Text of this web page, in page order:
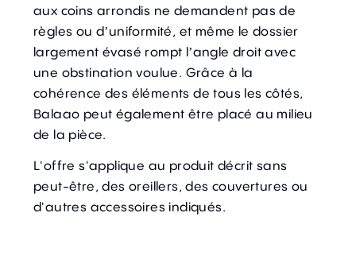
aux coins arrondis ne demandent pas de
règles ou d’uniformité, et même le dossier
largement évasé rompt l’angle droit avec
une obstination voulue. Grâce à la
cohérence des éléments de tous les côtés,
Balaao peut également être placé au milieu
de la pièce.
L'offre s'applique au produit décrit sans
peut-être, des oreillers, des couvertures ou
d'autres accessoires indiqués.